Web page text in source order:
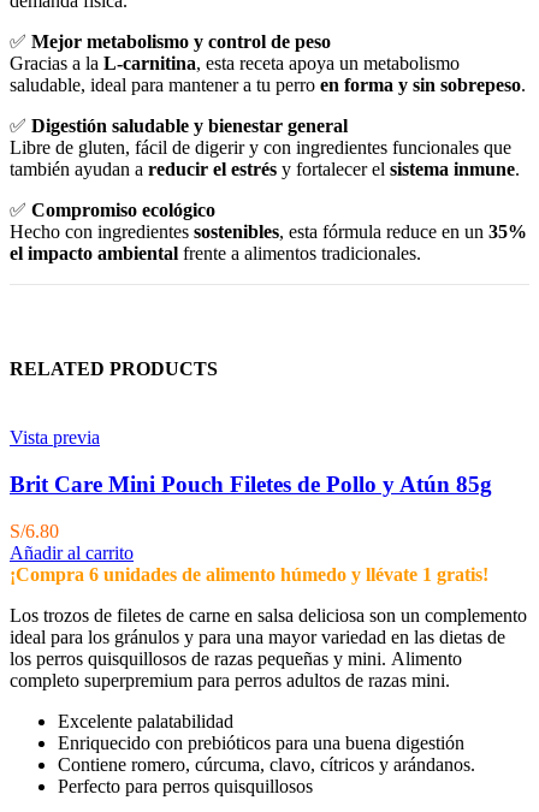
✅ Mejor metabolismo y control de peso
Gracias a la L-carnitina, esta receta apoya un metabolismo
saludable, ideal para mantener a tu perro en forma y sin sobrepeso.
✅ Digestión saludable y bienestar general
Libre de gluten, fácil de digerir y con ingredientes funcionales que
también ayudan a reducir el estrés y fortalecer el sistema inmune.
✅ Compromiso ecológico
Hecho con ingredientes sostenibles, esta fórmula reduce en un 35%
el impacto ambiental frente a alimentos tradicionales.
RELATED PRODUCTS
Vista previa
Brit Care Mini Pouch Filetes de Pollo y Atún 85g
S/6.80
Añadir al carrito
¡Compra 6 unidades de alimento húmedo y llévate 1 gratis!
Los trozos de filetes de carne en salsa deliciosa son un complemento
ideal para los gránulos y para una mayor variedad en las dietas de
los perros quisquillosos de razas pequeñas y mini. Alimento
completo superpremium para perros adultos de razas mini.
Excelente palatabilidad
Enriquecido con prebióticos para una buena digestión
Contiene romero, cúrcuma, clavo, cítricos y arándanos.
Perfecto para perros quisquillosos